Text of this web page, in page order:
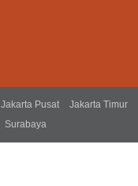
Jakarta Pusat
Jakarta Timur
Surabaya